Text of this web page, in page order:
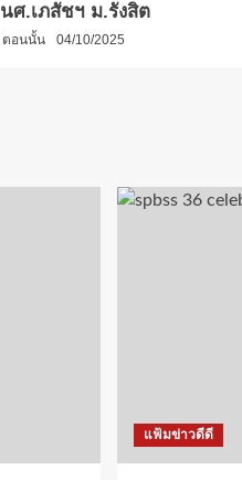
นศ.เภสัชฯ ม.รังสิต
ตอนนั้น 04/10/2025
แฟ้มข่าวดีดี